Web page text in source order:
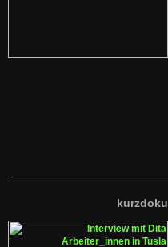
kurzdoku